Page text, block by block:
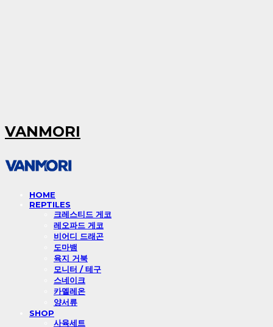
VANMORI
HOME
REPTILES
크레스티드 게코
레오파드 게코
비어디 드래곤
도마뱀
육지 거북
모니터 / 테구
스네이크
카멜레온
양서류
SHOP
사육세트